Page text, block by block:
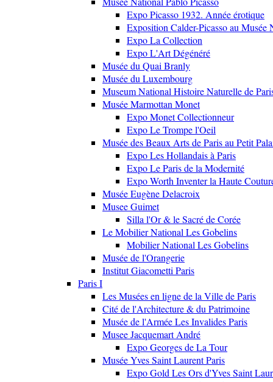
Expo Picasso 1932. Année érotique
Exposition Calder-Picasso au Musée
Expo La Collection
Expo L'Art Dégénéré
Musée du Quai Branly
Musée du Luxembourg
Museum National Histoire Naturelle de
Musée Marmottan Monet
Expo Monet Collectionneur
Expo Le Trompe l'Oeil
Musée des Beaux Arts de Paris au Petit
Expo Les Hollandais à Paris
Expo Le Paris de la Modernité
Expo Worth Inventer la Haute
Musée Eugène Delacroix
Musee Guimet
Silla l'Or & le Sacré de Corée
Le Mobilier National Les Gobelins
Mobilier National Les Gobelins
Musée de l'Orangerie
Institut Giacometti Paris
Paris I
Les Musées en ligne de la Ville de Paris
Cité de l'Architecture & du Patrimoine
Musée de l'Armée Les Invalides Paris
Musee Jacquemart André
Expo Georges de La Tour
Musée Yves Saint Laurent Paris
Expo Gold Les Ors d'Yves Saint